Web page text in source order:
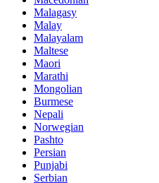
Malagasy
Malay
Malayalam
Maltese
Maori
Marathi
Mongolian
Burmese
Nepali
Norwegian
Pashto
Persian
Punjabi
Serbian